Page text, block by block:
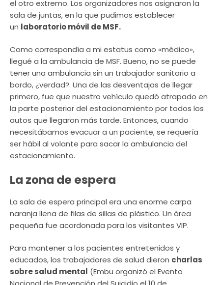
el otro extremo. Los organizadores nos asignaron la
sala de juntas, en la que pudimos establecer
un laboratorio móvil de MSF.
Como correspondía a mi estatus como «médico»,
llegué a la ambulancia de MSF. Bueno, no se puede
tener una ambulancia sin un trabajador sanitario a
bordo, ¿verdad?. Una de las desventajas de llegar
primero, fue que nuestro vehículo quedó atrapado en
la parte posterior del estacionamiento por todos los
autos que llegaron más tarde. Entonces, cuando
necesitábamos evacuar a un paciente, se requería
ser hábil al volante para sacar la ambulancia del
estacionamiento.
La zona de espera
La sala de espera principal era una enorme carpa
naranja llena de filas de sillas de plástico. Un área
pequeña fue acordonada para los visitantes VIP.
Para mantener a los pacientes entretenidos y
educados, los trabajadores de salud dieron charlas
sobre salud mental (Embu organizó el Evento